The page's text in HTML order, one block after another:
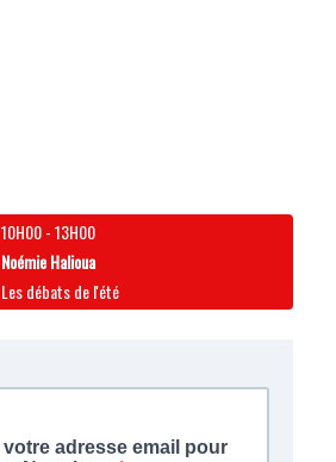
10H00-13H00
Noémie Halioua
Les débats de l'été